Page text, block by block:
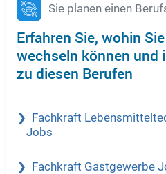
Sie planen einen
Erfahren Sie, wohin
wechseln können und
zu diesen Berufen
Fachkraft
Jobs
Fachkraft Gastgewerbe